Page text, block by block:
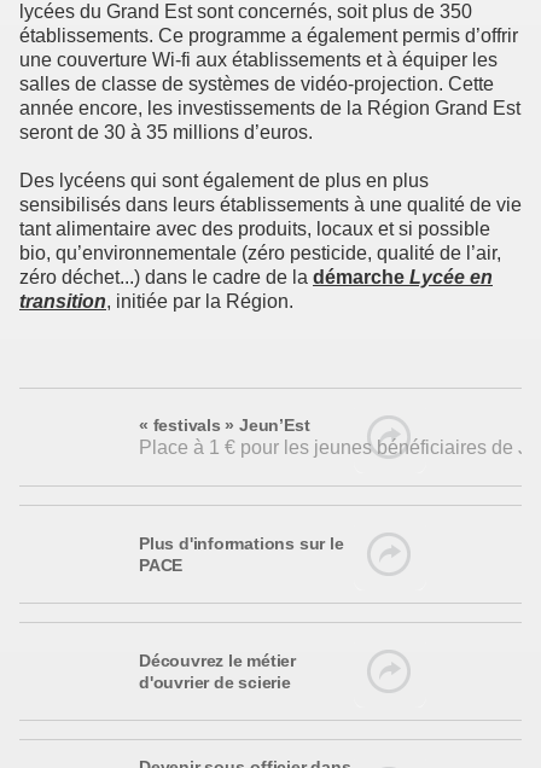
lycées du Grand Est sont concernés, soit plus de 350
établissements. Ce programme a également permis d’offrir
une couverture Wi-fi aux établissements et à équiper les
salles de classe de systèmes de vidéo-projection. Cette
année encore, les investissements de la Région Grand Est
seront de 30 à 35 millions d’euros.
Des lycéens qui sont également de plus en plus
sensibilisés dans leurs établissements à une qualité de vie
tant alimentaire avec des produits, locaux et si possible
bio, qu’environnementale (zéro pesticide, qualité de l’air,
zéro déchet...) dans le cadre de la démarche Lycée en
transition, initiée par la Région.
« festivals » Jeun’Est
Place à 1 € pour les jeunes bénéficiaires de
Plus d'informations sur le
PACE
Découvrez le métier
d'ouvrier de scierie